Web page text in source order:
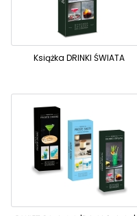
Książka DRINKI ŚWIATA